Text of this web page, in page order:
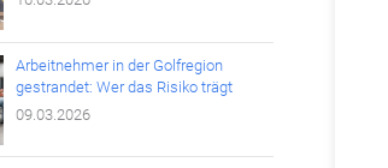
Arbeitnehmer in der Golfregion
gestrandet: Wer das Risiko trägt
09.03.2026